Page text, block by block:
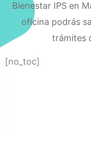
Bienestar IPS en
oficina podrás
trámites
[no_toc]